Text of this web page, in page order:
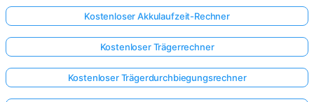
Kostenloser Akkulaufzeit-Rechner
Kostenloser Trägerrechner
Kostenloser Trägerdurchbiegungsrechner